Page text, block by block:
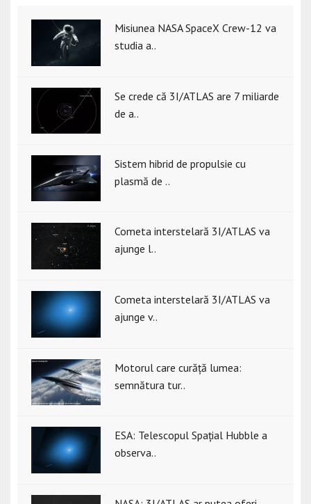
Misiunea NASA SpaceX Crew-12 va
studia a..
Se crede că 3I/ATLAS are 7 miliarde
de a..
Sistem hibrid de propulsie cu
plasmă de ..
Cometa interstelară 3I/ATLAS va
ajunge l..
Cometa interstelară 3I/ATLAS va
ajunge v..
Motorul care curăță lumea:
semnătura tur..
ESA: Telescopul Spațial Hubble a
observa..